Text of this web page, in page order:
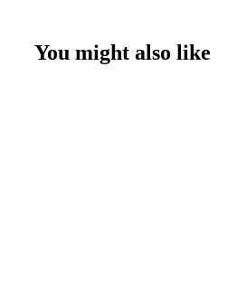
You might also like